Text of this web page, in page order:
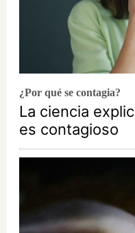
¿Por qué se contagia?
La ciencia
es contagioso